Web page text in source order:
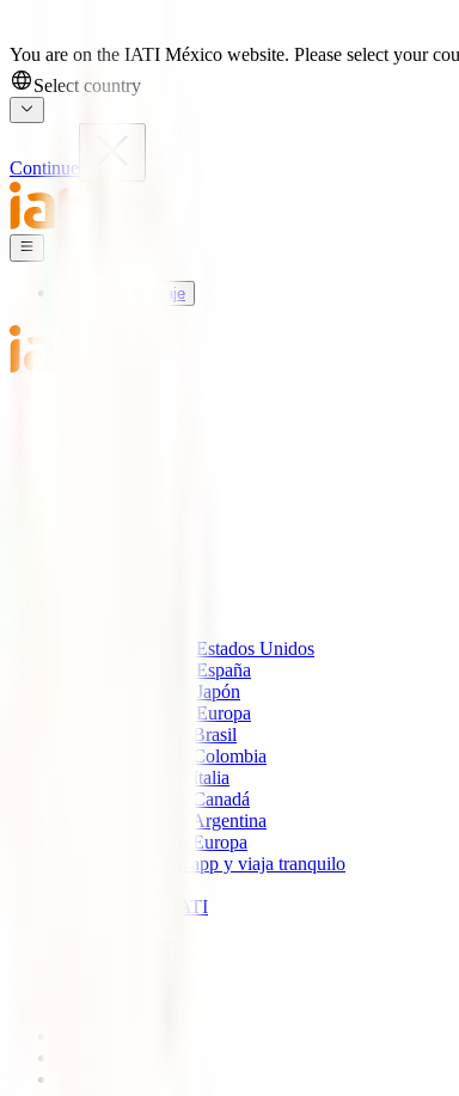
You are on the IATI México website. Please select your
Select country
Continue
Seguros de Viaje
Seguro de Viaje a Estados Unidos
Seguro de Viaje a España
Seguro de Viaje a Japón
Seguro de Viaje a Europa
Seguro de viaje a Brasil
Seguro de viaje a Colombia
Seguro de viaje a Italia
Seguro de viaje a Canadá
Seguro de viaje a Argentina
Seguro de viaje a Europa
Descarga nuestra app y viaja tranquilo
Colaboradores IATI